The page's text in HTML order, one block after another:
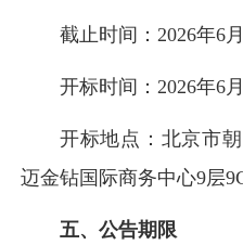
截止时间：2026年6
开标时间：2026年6
开标地点：北京市
迈金钻国际商务中心9层
五、公告期限